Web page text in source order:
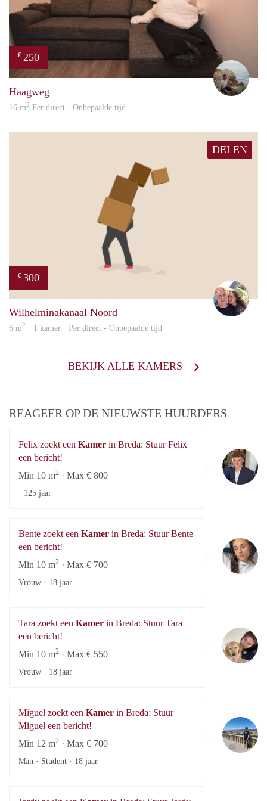
€ 250
Haagweg
16 m2 Per direct - Onbepaalde tijd
DELEN
€ 300
Wilhelminakanaal Noord
6 m2 · 1 kamer · Per direct - Onbepaalde tijd
BEKIJK ALLE KAMERS
REAGEER OP DE NIEUWSTE HUURDERS
Felix zoekt een Kamer in Breda: Stuur Felix
een bericht!
Min 10 m2 · Max € 800
· 125 jaar
Bente zoekt een Kamer in Breda: Stuur Bente
een bericht!
Min 10 m2 · Max € 700
Vrouw · 18 jaar
Tara zoekt een Kamer in Breda: Stuur Tara
een bericht!
Min 10 m2 · Max € 550
Vrouw · 18 jaar
Miguel zoekt een Kamer in Breda: Stuur
Miguel een bericht!
Min 12 m2 · Max € 700
Man · Student · 18 jaar